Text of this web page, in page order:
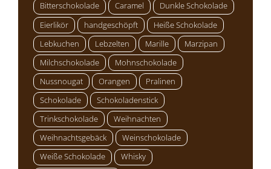
Bitterschokolade
Caramel
Dunkle Schokolade
Eierlikör
handgeschöpft
Heiße Schokolade
Lebkuchen
Lebzelten Marille
Marzipan
Milchschokolade
Mohnschokolade
Nussnougat
Orangen
Pralinen
Schokolade
Schokoladenstick
Trinkschokolade
Weihnachten
Weihnachtsgebäck
Weinschokolade
Weiße Schokolade
Whisky